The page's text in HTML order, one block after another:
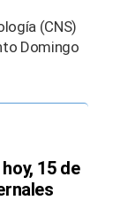
(CNS)
Domingo
15 de